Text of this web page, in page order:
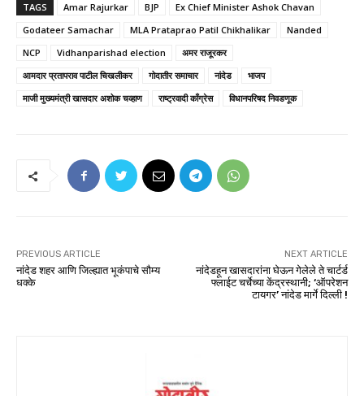
TAGS Amar Rajurkar BJP
Ex Chief Minister Ashok Chavan
Godateer Samachar
MLA Prataprao Patil Chikhalikar
Nanded
NCP
Vidhanparishad election
अमर राजूरकर
आमदार प्रतापराव पाटील चिखलीकर
गोदातीर समाचार नांदेड
भाजप
माजी मुख्यमंत्री खासदार अशोक चव्हाण
राष्ट्रवादी काँग्रेस विधानपरिषद निवडणूक
PREVIOUS ARTICLE
नांदेड शहर आणि जिल्ह्यात भूकंपाचे सौम्य
धक्के
NEXT ARTICLE
नांदेडहून खासदारांना घेऊन गेलेले ते चार्टर्ड
फ्लाईट चर्चेच्या केंद्रस्थानी; ‘ऑपरेशन
टायगर’ नांदेड मार्गे दिल्ली !